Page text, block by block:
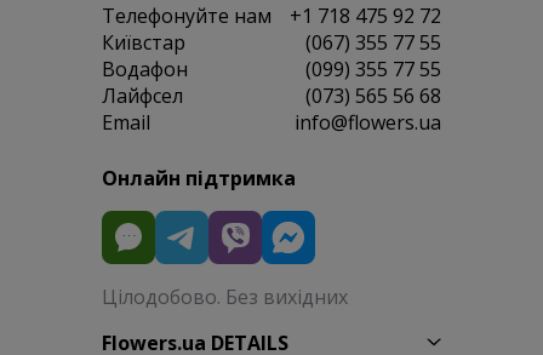
Телефонуйте нам
+1 718 475 92 72
Київстар
(067) 355 77 55
Водафон
(099) 355 77 55
Лайфсел
(073) 565 56 68
Email
info@flowers.ua
Онлайн підтримка
Цілодобово. Без вихідних
Flowers.ua DETAILS